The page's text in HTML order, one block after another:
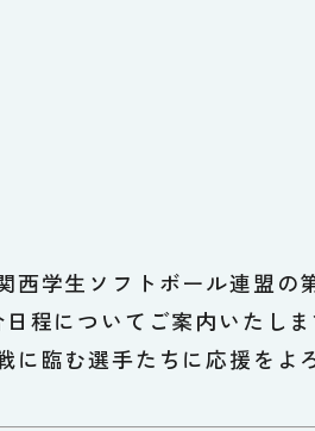
西学生ソフトボール連盟の
程についてご案内いたし
に臨む選手たちに応援をよ